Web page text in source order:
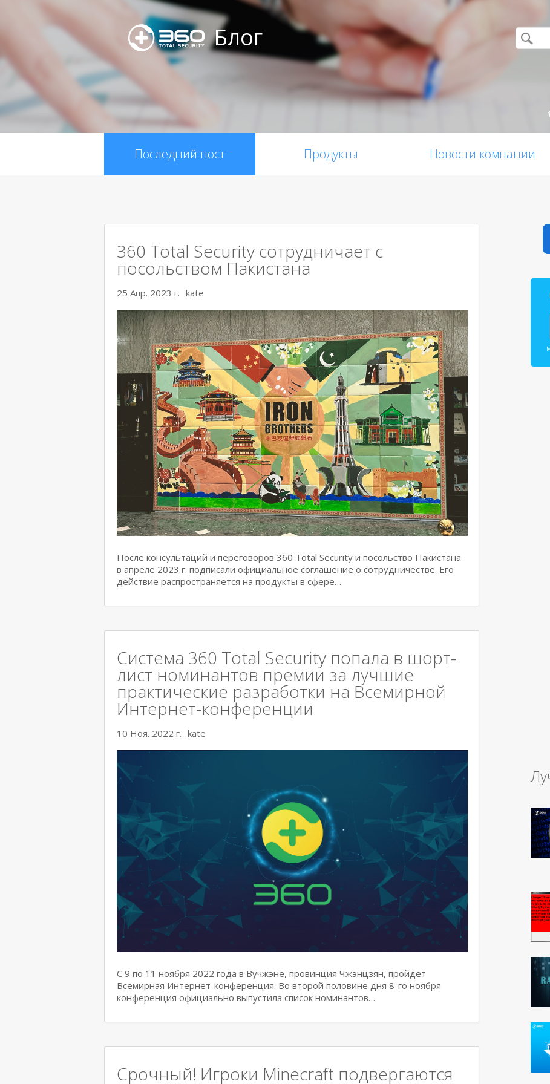
Блог
Последний пост Продукты Новости компании
360 Total Security сотрудничает с
посольством Пакистана
25 Апр. 2023 г. kate
После консультаций и переговоров 360 Total Security и посольство Пакистана
в апреле 2023 г. подписали официальное соглашение о сотрудничестве. Его
действие распространяется на продукты в сфере…
Система 360 Total Security попала в шорт-
лист номинантов премии за лучшие
практические разработки на Всемирной
Интернет-конференции
10 Ноя. 2022 г. kate
С 9 по 11 ноября 2022 года в Вучжэне, провинция Чжэнцзян, пройдет
Всемирная Интернет-конференция. Во второй половине дня 8-го ноября
конференция официально выпустила список номинантов…
Срочный! Игроки Minecraft подвергаются